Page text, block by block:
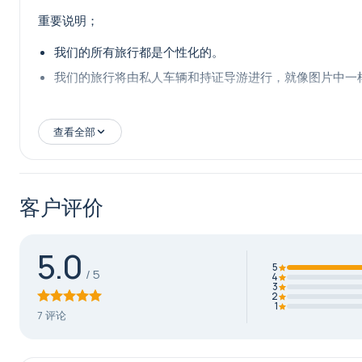
如有需要，携带个人药物
有效护照或身份证明文件（尤其适用于邮轮乘客）
推荐服装
穿着适合步行的舒适透气服装。如果参观圣母玛利亚之家，
重要说明；
我们的所有旅行都是个性化的。
我们的旅行将由私人车辆和持证导游进行，就像图片中一
查看全部
客户评价
5.0
7 评论
5
4
3
2
1